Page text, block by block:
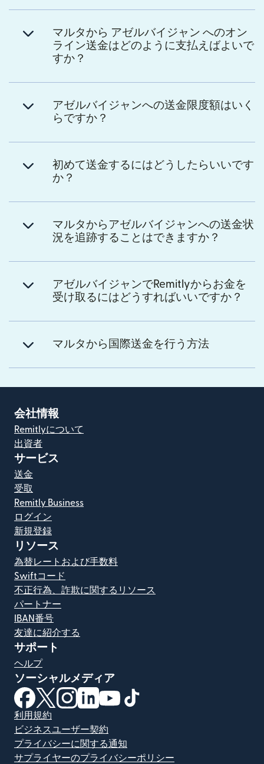
マルタから アゼルバイジャン へのオン
ライン送金はどのように支払えばよいで
すか？
アゼルバイジャンへの送金限度額はいく
らですか？
初めて送金するにはどうしたらいいです
か？
マルタからアゼルバイジャンへの送金状
況を追跡することはできますか？
アゼルバイジャンでRemitlyからお金を
受け取るにはどうすればいいですか？
マルタから国際送金を行う方法
会社情報
Remitlyについて
出資者
サービス
送金
受取
Remitly Business
ログイン
新規登録
リソース
為替レートおよび手数料
Swiftコード
不正行為、詐欺に関するリソース
パートナー
IBAN番号
友達に紹介する
サポート
ヘルプ
ソーシャルメディア
（別ウィンドウで開きます）
（別ウィンドウで開きます）
（別ウィンドウで開きます）
（別ウィンドウで開きます）
（別ウィンドウで開きます）
利用規約
ビジネスユーザー契約
プライバシーに関する通知
サプライヤーのプライバシーポリシー